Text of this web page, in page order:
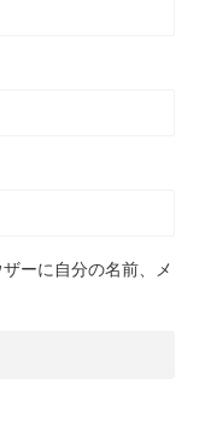
ーに自分の名前、メ